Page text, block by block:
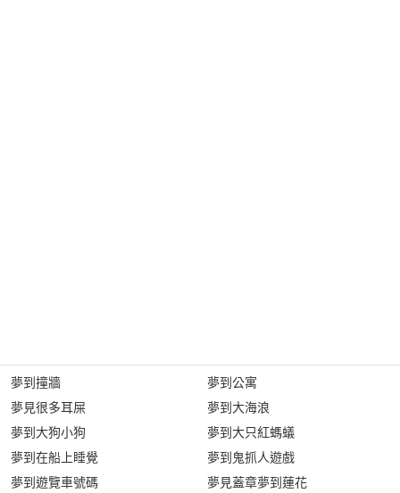
夢到撞牆
夢見很多耳屎
夢到大狗小狗
夢到在船上睡覺
夢到遊覽車號碼
夢到公寓
夢到大海浪
夢到大只紅螞蟻
夢到鬼抓人遊戲
夢見蓋章夢到蓮花